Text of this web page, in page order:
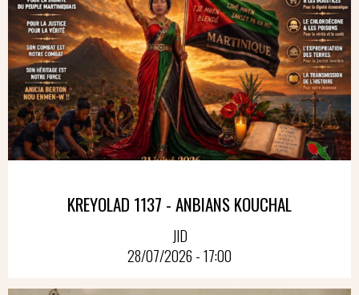
KREYOLAD 1137 - ANBIANS KOUCHAL
JID
28/07/2026 - 17:00